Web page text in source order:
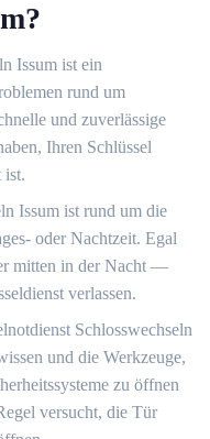
Issum ist ein
rund um
und zuverlässige
Ihren Schlüssel
ist.​
Issum ist rund um die
oder Nachtzeit.​ Egal
mitten in der Nacht ―
verlassen.
Schlosswechseln
und die Werkzeuge,
zu öffnen
versucht, die Tür